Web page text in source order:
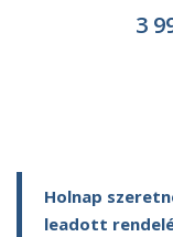
3
Holnap
leadott